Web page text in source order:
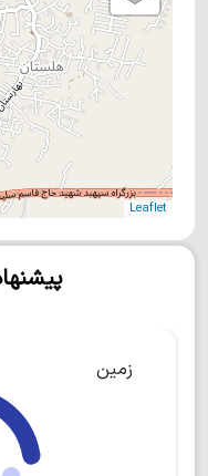
Leaflet